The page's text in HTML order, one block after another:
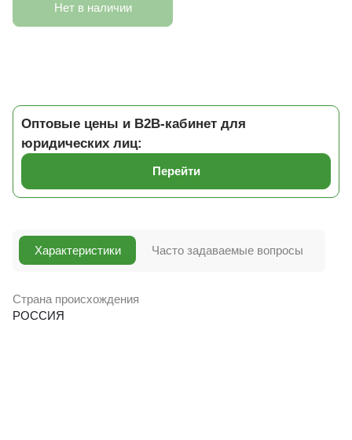
Нет в наличии
Оптовые цены и B2B-кабинет для
юридических лиц:
Перейти
Характеристики
Страна происхождения
РОССИЯ
Часто задаваемые вопросы